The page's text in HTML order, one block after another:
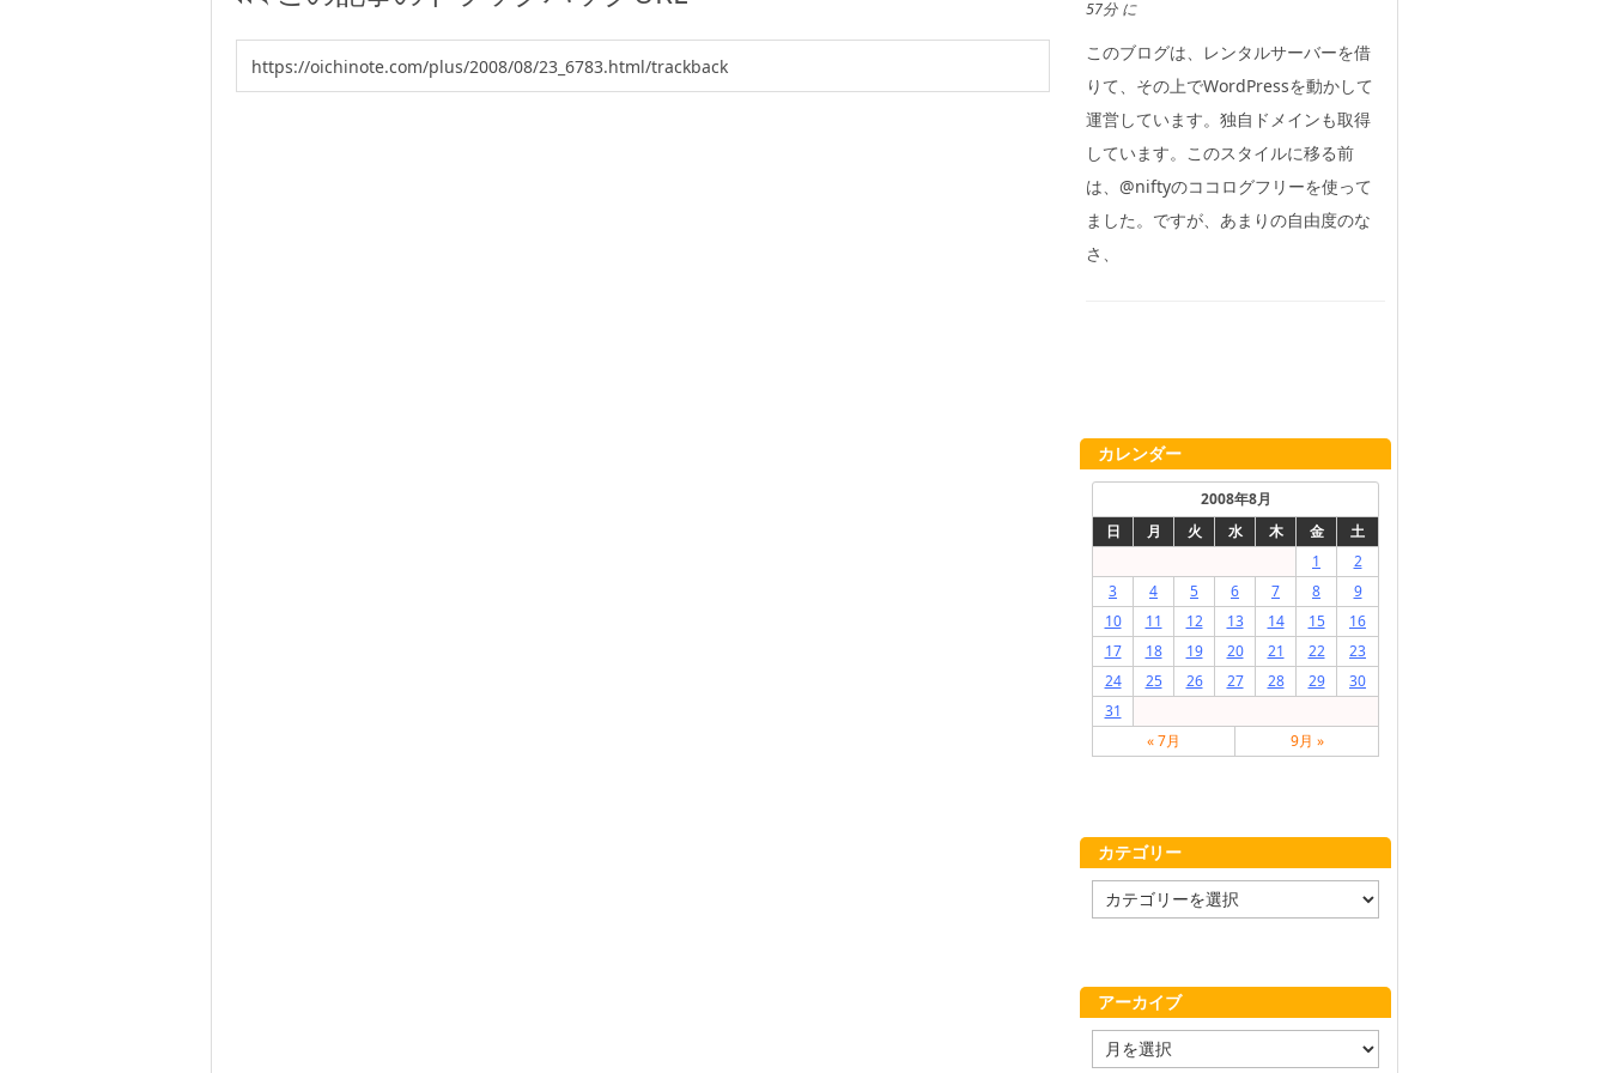
57分 に
このブログは、レンタルサーバーを借
りて、その上でWordPressを動かして
運営しています。独自ドメインも取得
しています。このスタイルに移る前
は、@niftyのココログフリーを使って
ました。ですが、あまりの自由度のな
さ、
カレンダー
2008年8月
日
月 火 水 木 金
土
1
2
3
4 5 6 7 8
9
10
11 12 13 14 15
16
17
18 19 20 21 22
23
24
25 26 27 28 29
30
31
« 7月
9月 »
カテゴリー
テ
ー
アーカイブ
ー